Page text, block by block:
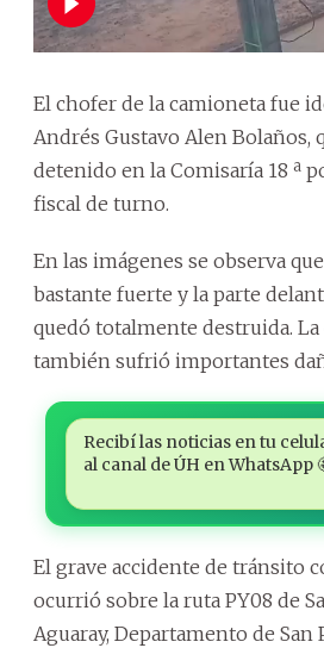
El chofer de la camioneta fue
Andrés Gustavo Alen Bolaños,
detenido en la Comisaría 18 ª
fiscal de turno.
En las imágenes se observa
bastante fuerte y la parte
quedó totalmente destruida.
también sufrió importantes
Recibí las noticias en tu
al canal de ÚH en WhatsApp
El grave accidente de tránsito
ocurrió sobre la ruta PY08 de
Aguaray, Departamento de San